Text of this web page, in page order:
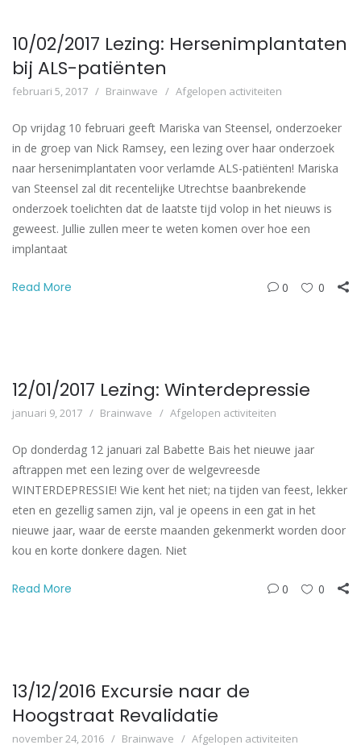
10/02/2017 Lezing: Hersenimplantaten
bij ALS-patiënten
februari 5, 2017 Brainwave Afgelopen activiteiten
Op vrijdag 10 februari geeft Mariska van Steensel, onderzoeker
in de groep van Nick Ramsey, een lezing over haar onderzoek
naar hersenimplantaten voor verlamde ALS-patiënten! Mariska
van Steensel zal dit recentelijke Utrechtse baanbrekende
onderzoek toelichten dat de laatste tijd volop in het nieuws is
geweest. Jullie zullen meer te weten komen over hoe een
implantaat
Read More 0 0
12/01/2017 Lezing: Winterdepressie
januari 9, 2017 Brainwave Afgelopen activiteiten
Op donderdag 12 januari zal Babette Bais het nieuwe jaar
aftrappen met een lezing over de welgevreesde
WINTERDEPRESSIE! Wie kent het niet; na tijden van feest, lekker
eten en gezellig samen zijn, val je opeens in een gat in het
nieuwe jaar, waar de eerste maanden gekenmerkt worden door
kou en korte donkere dagen. Niet
Read More 0 0
13/12/2016 Excursie naar de
Hoogstraat Revalidatie
november 24, 2016 Brainwave Afgelopen activiteiten